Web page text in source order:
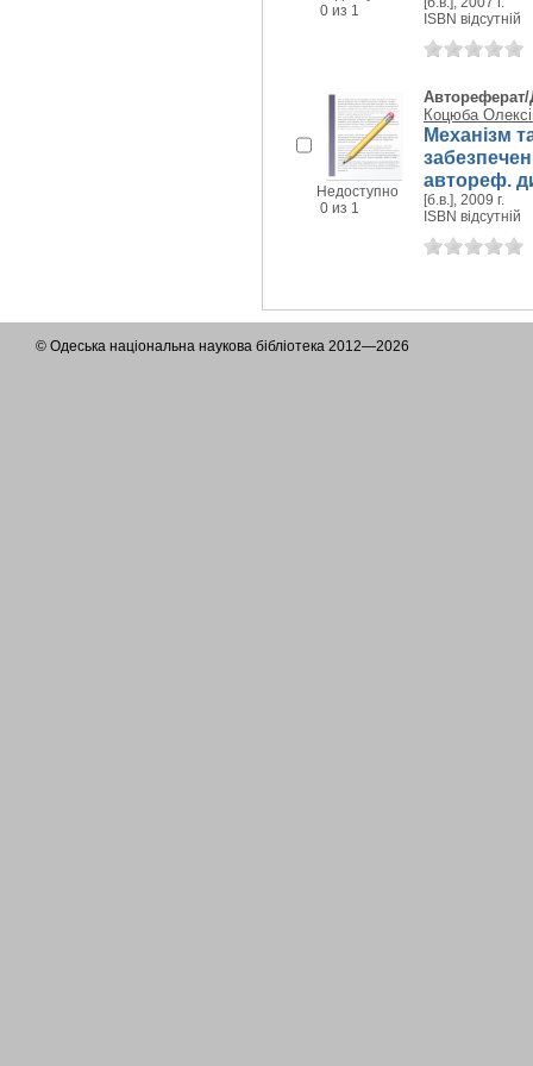
0 из 1
ISBN відсутній
Недоступно
0 из 1
Автореферат/
Коцюба
Механізм
автореф.
[б.в.], 2009 г.
ISBN відсутній
© Одеська національна наукова бібліотека 2012—2026